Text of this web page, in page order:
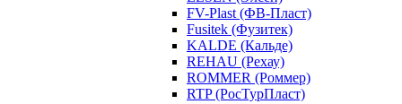
FV-Plast (ФВ-Пласт)
Fusitek (Фузитек)
KALDE (Кальде)
REHAU (Рехау)
ROMMER (Роммер)
RTP (РосТурПласт)